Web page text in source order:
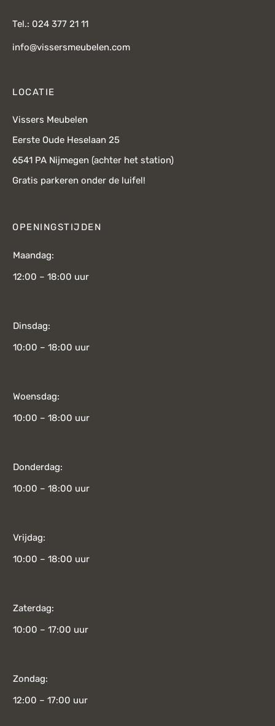
Tel.: 024 377 21 11
info@vissersmeubelen.com
LOCATIE
Vissers Meubelen
Eerste Oude Heselaan 25
6541 PA Nijmegen (achter het station)
Gratis parkeren onder de luifel!
OPENINGSTIJDEN
Maandag:
12:00 – 18:00 uur
Dinsdag:
10:00 – 18:00 uur
Woensdag:
10:00 – 18:00 uur
Donderdag:
10:00 – 18:00 uur
Vrijdag:
10:00 – 18:00 uur
Zaterdag:
10:00 – 17:00 uur
Zondag:
12:00 – 17:00 uur